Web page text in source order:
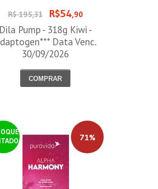
R$ 195,31 R$54,90
Dila Pump - 318g Kiwi -
Data Venc.
30/09/2026
COMPRAR
71%